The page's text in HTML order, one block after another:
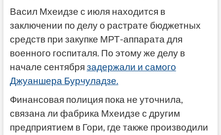
Васил Мхеидзе с июля находится в
заключении по делу о растрате бюджетных
средств при закупке МРТ-аппарата для
военного госпиталя. По этому же делу в
начале сентября задержали и самого
Джуаншера Бурчуладзе.
Финансовая полиция пока не уточнила,
связана ли фабрика Мхеидзе с другим
предприятием в Гори, где также производили